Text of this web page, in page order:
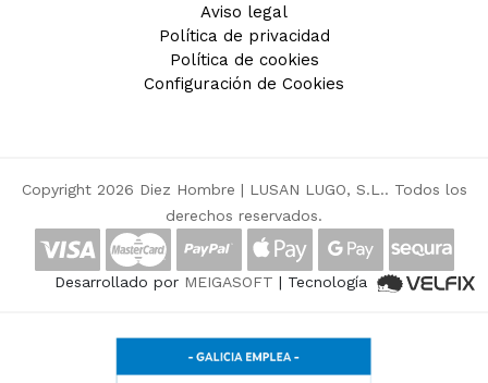
Aviso legal
Política de privacidad
Política de cookies
Configuración de Cookies
Copyright 2026 Diez Hombre | LUSAN LUGO, S.L.. Todos los
derechos reservados.
Desarrollado por MEIGASOFT | Tecnología